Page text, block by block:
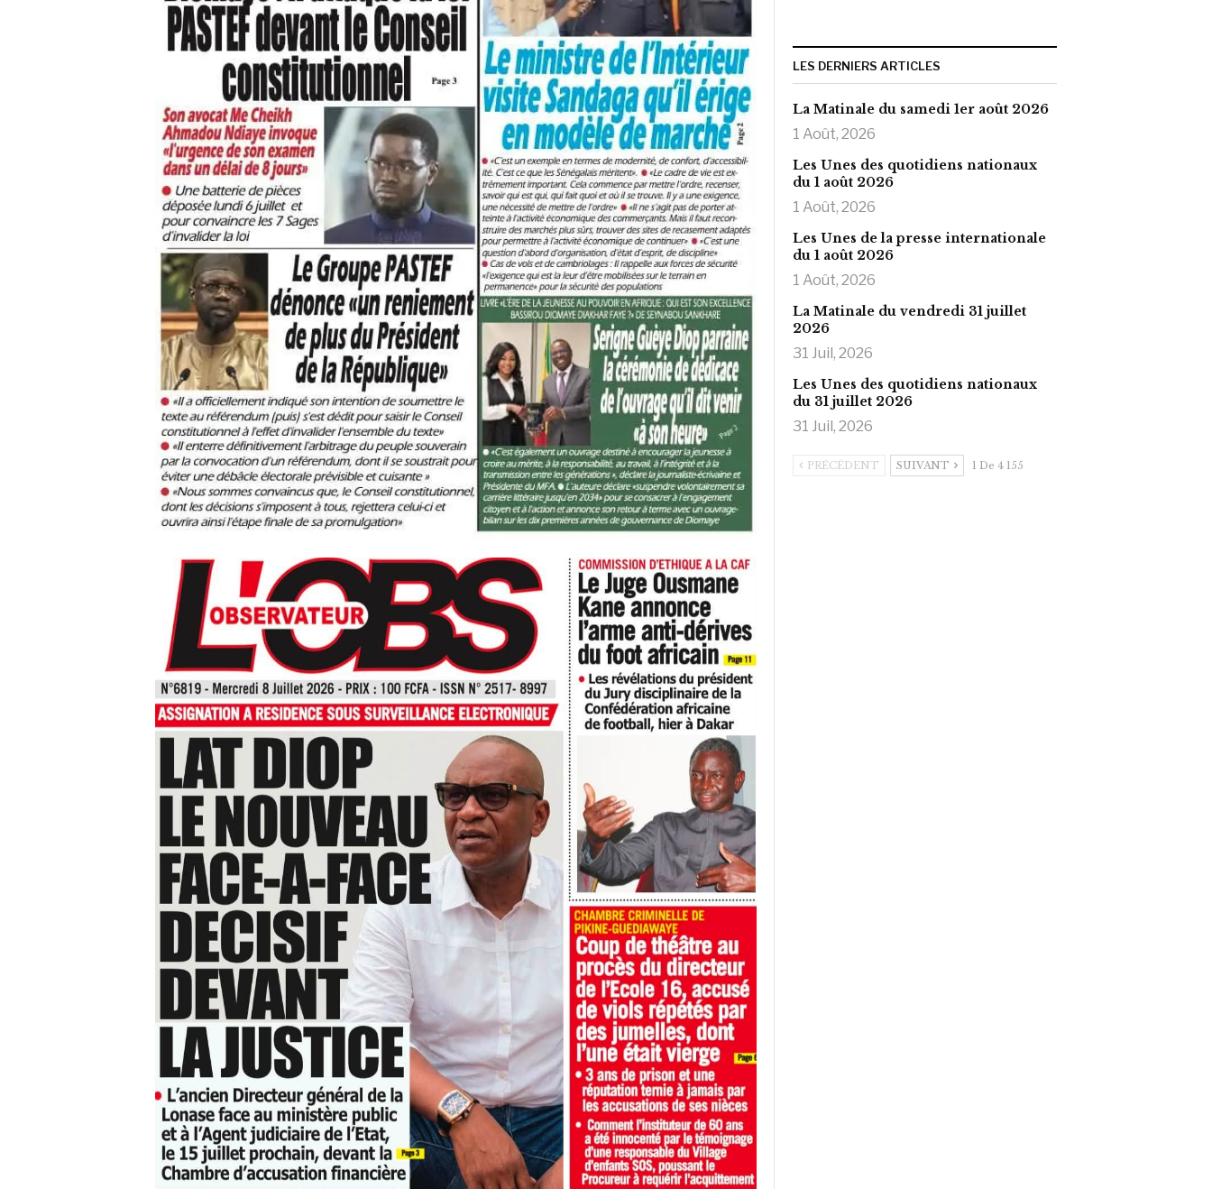
LES DERNIERS ARTICLES
La Matinale du samedi 1er août 2026
1 Août, 2026
Les Unes des quotidiens nationaux
du 1 août 2026
1 Août, 2026
Les Unes de la presse internationale
du 1 août 2026
1 Août, 2026
La Matinale du vendredi 31 juillet
2026
31 Juil, 2026
Les Unes des quotidiens nationaux
du 31 juillet 2026
31 Juil, 2026
PRÉCÉDENT SUIVANT 1 De 4 155